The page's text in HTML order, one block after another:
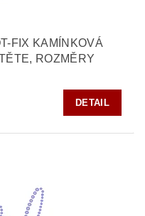
FIX KAMÍNKOVÁ
ROZMĚRY
DETAIL